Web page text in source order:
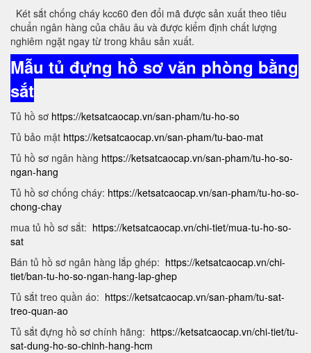
Két sắt chống cháy kcc60 đen đổi mã được sản xuất theo tiêu
chuẩn ngân hàng của châu âu và được kiểm định chất lượng
nghiêm ngặt ngay từ trong khâu sản xuất.
Mẫu tủ đựng hồ sơ văn phòng bằng
sắt
Tủ hồ sơ https://ketsatcaocap.vn/san-pham/tu-ho-so
Tủ bảo mật https://ketsatcaocap.vn/san-pham/tu-bao-mat
Tủ hồ sơ ngân hàng https://ketsatcaocap.vn/san-pham/tu-ho-so-
ngan-hang
Tủ hồ sơ chống cháy: https://ketsatcaocap.vn/san-pham/tu-ho-so-
chong-chay
mua tủ hồ sơ sắt: https://ketsatcaocap.vn/chi-tiet/mua-tu-ho-so-
sat
Bán tủ hồ sơ ngân hàng lắp ghép: https://ketsatcaocap.vn/chi-
tiet/ban-tu-ho-so-ngan-hang-lap-ghep
Tủ sắt treo quần áo: https://ketsatcaocap.vn/san-pham/tu-sat-
treo-quan-ao
Tủ sắt đựng hồ sơ chính hãng: https://ketsatcaocap.vn/chi-tiet/tu-
sat-dung-ho-so-chinh-hang-hcm